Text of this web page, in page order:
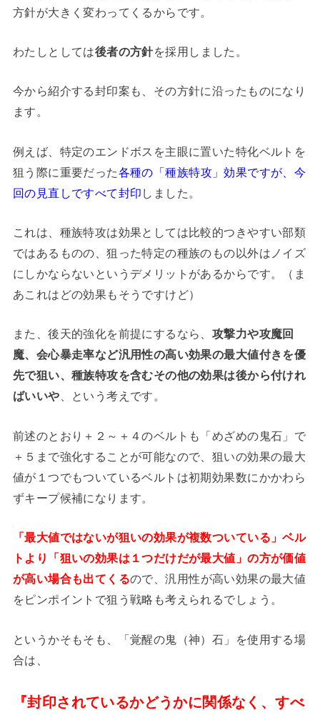
方針が大きく変わってくるからです。
わたしとしては後者の方針を採用しました。
今から紹介する封印案も、その方針に沿ったものになり
ます。
例えば、特定のエンドボスを主眼に置いた特化ベルトを
狙う際に重要だった各種の「種族特攻」効果ですが、今
回の見直しですべて封印しました。
これは、種族特攻は効果としては比較的つきやすい部類
ではあるものの、狙った特定の種族のもの以外はノイズ
にしかならないというデメリットがあるからです。（ま
あこれはどの効果もそうですけど）
また、後天的強化を前提にするなら、 攻撃力や攻魔回
魔、会心暴走率など汎用性の高い効果の最大値付きを優
先で狙い、種族特攻を含むその他の効果は後から付けれ
ばいいや、という考えです。
前述のとおり＋２～＋４のベルトも「めざめの鬼石」で
＋５まで強化することが可能なので、狙いの効果の最大
値が１つでもついているベルトは初期効果数にかかわら
ずキープ候補になります。
「最大値ではないが狙いの効果が複数ついている」ベル
トより「狙いの効果は１つだけだが最大値」の方が価値
が高い場合も出てくるので、汎用性が高い効果の最大値
をピンポイントで狙う戦略も考えられるでしょう。
というかそもそも、「覚醒の鬼（神）石」を使用する場
合は、
『封印されているかどうかに関係なく、すべ